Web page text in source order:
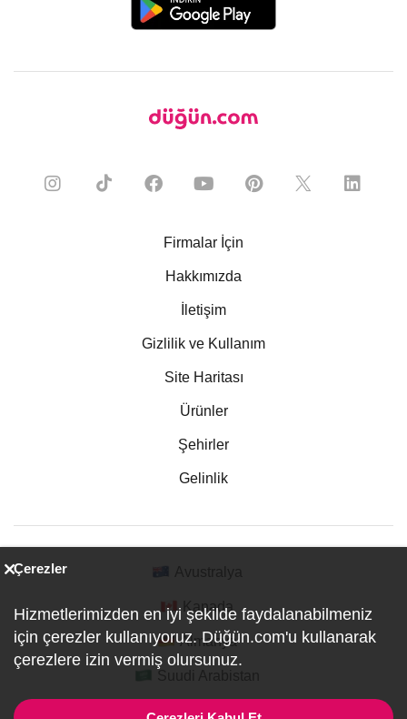
Firmalar İçin
Hakkımızda
İletişim
Gizlilik ve Kullanım
Site Haritası
Ürünler
Şehirler
Gelinlik
Kanada
Almanya
Çerezler
Hizmetlerimizden en iyi şekilde faydalanabilmeniz
için çerezler kullanıyoruz. Düğün.com'u kullanarak
çerezlere izin vermiş olursunuz.